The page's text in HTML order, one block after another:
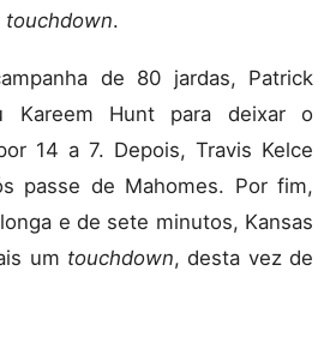
touchdown.
de 80 jardas, Patrick
Kareem Hunt para deixar o
14 a 7. Depois, Travis Kelce
passe de Mahomes. Por fim,
e de sete minutos, Kansas
um touchdown, desta vez de